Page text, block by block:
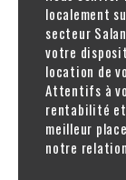
première
réelle de
de votre
localement
secteur
votre
location de
Attentifs à
rentabilité et
meilleur
notre